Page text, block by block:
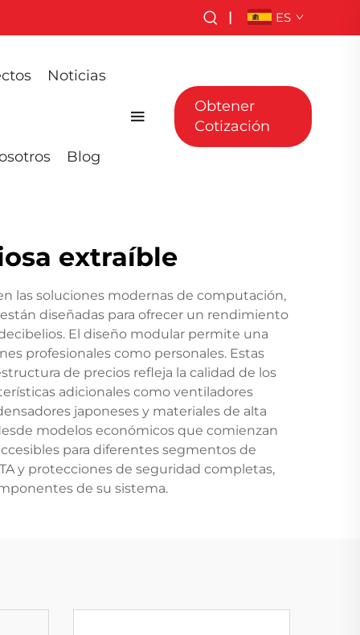
| ES
Noticias
Blog
Obtener
Cotización
extraíble
las soluciones modernas de computación,
diseñadas para ofrecer un rendimiento
El diseño modular permite una
profesionales como personales. Estas
de precios refleja la calidad de los
adicionales como ventiladores
japoneses y materiales de alta
modelos económicos que comienzan
para diferentes segmentos de
y protecciones de seguridad completas,
de su sistema.